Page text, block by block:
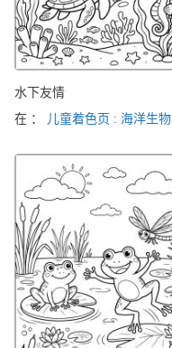
水下友情
在 ：
儿童着色页 : 海洋生物